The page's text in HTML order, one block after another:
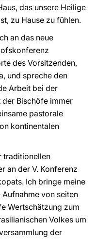
das unsere Heilige
zu Hause zu fühlen.
an das neue
des Vorsitzenden,
und spreche den
Arbeit bei der
der Bischöfe immer
pastorale
kontinentalen
traditionellen
an der V. Konferenz
Ich bringe meine
von seiten
Wertschätzung zum
Volkes um
der